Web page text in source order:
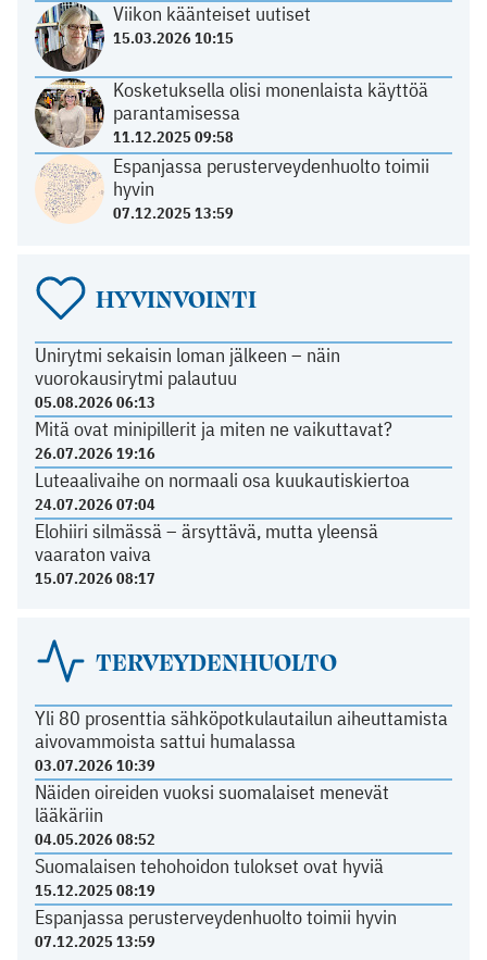
Viikon käänteiset uutiset
15.03.2026 10:15
Kosketuksella olisi monenlaista käyttöä
parantamisessa
11.12.2025 09:58
Espanjassa perusterveydenhuolto toimii
hyvin
07.12.2025 13:59
HYVINVOINTI
Unirytmi sekaisin loman jälkeen – näin
vuorokausirytmi palautuu
05.08.2026 06:13
Mitä ovat minipillerit ja miten ne vaikuttavat?
26.07.2026 19:16
Luteaalivaihe on normaali osa kuukautiskiertoa
24.07.2026 07:04
Elohiiri silmässä – ärsyttävä, mutta yleensä
vaaraton vaiva
15.07.2026 08:17
TERVEYDENHUOLTO
Yli 80 prosenttia sähköpotkulautailun aiheuttamista
aivovammoista sattui humalassa
03.07.2026 10:39
Näiden oireiden vuoksi suomalaiset menevät
lääkäriin
04.05.2026 08:52
Suomalaisen tehohoidon tulokset ovat hyviä
15.12.2025 08:19
Espanjassa perusterveydenhuolto toimii hyvin
07.12.2025 13:59